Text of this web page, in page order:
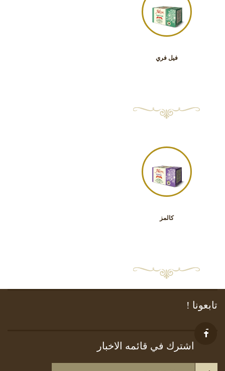
فيل فري
كالمز
تابعونا !
اشترك في قائمه الاخبار